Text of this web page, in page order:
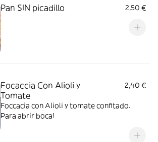
Pan SIN picadillo 2,50 €
Focaccia Con Alioli y
Tomate
2,40 €
Foccacia con Alioli y tomate confitado.
Para abrir boca!